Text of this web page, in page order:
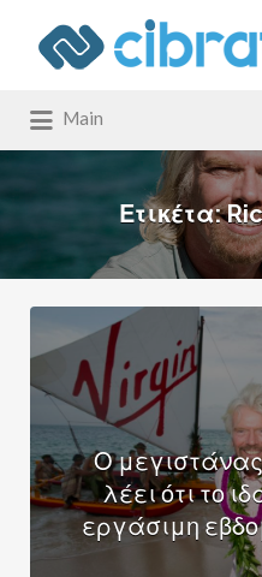
Αναζήτηση
για:
Main
για:
Ετικέτα:
Ο μεγιστάνας
λέει ότι το
εργάσιμη